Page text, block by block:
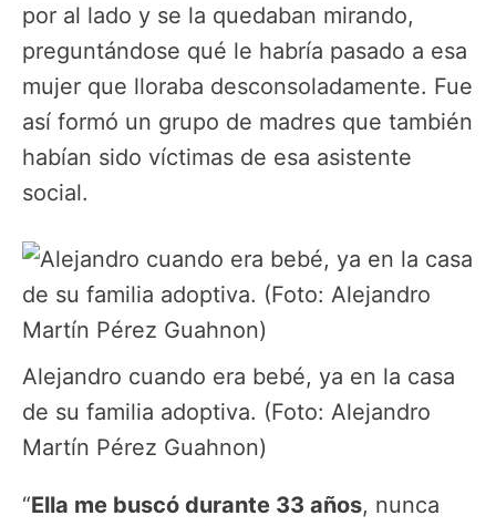
por al lado y se la quedaban mirando,
preguntándose qué le habría pasado a esa
mujer que lloraba desconsoladamente. Fue
así formó un grupo de madres que también
habían sido víctimas de esa asistente
social.
Alejandro cuando era bebé, ya en la casa
de su familia adoptiva. (Foto: Alejandro
Martín Pérez Guahnon)
“Ella me buscó durante 33 años, nunca